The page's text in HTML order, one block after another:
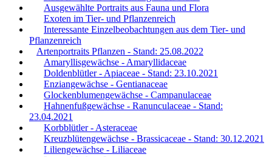
Ausgewählte Portraits aus Fauna und Flora
Exoten im Tier- und Pflanzenreich
Interessante Einzelbeobachtungen aus dem Tier- und
Pflanzenreich
Artenportraits Pflanzen - Stand: 25.08.2022
Amaryllisgewächse - Amaryllidaceae
Doldenblütler - Apiaceae - Stand: 23.10.2021
Enziangewächse - Gentianaceae
Glockenblumengewächse - Campanulaceae
Hahnenfußgewächse - Ranunculaceae - Stand:
23.04.2021
Korbblütler - Asteraceae
Kreuzblütengewächse - Brassicaceae - Stand: 30.12.2021
Liliengewächse - Liliaceae